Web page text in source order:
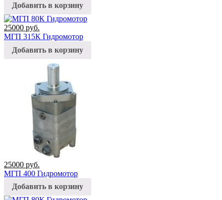
Добавить в корзину
25000 руб.
МГП 315К Гидромотор
Добавить в корзину
25000 руб.
МГП 400 Гидромотор
Добавить в корзину